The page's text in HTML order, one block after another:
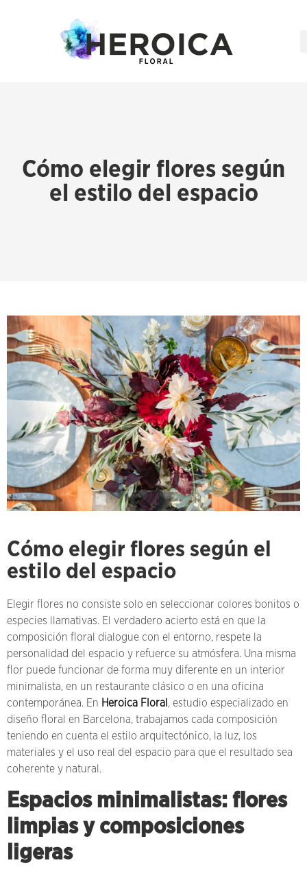
Cómo elegir flores según
el estilo del espacio
Cómo elegir flores según el
estilo del espacio
Elegir flores no consiste solo en seleccionar colores bonitos o
especies llamativas. El verdadero acierto está en que la
composición floral dialogue con el entorno, respete la
personalidad del espacio y refuerce su atmósfera. Una misma
flor puede funcionar de forma muy diferente en un interior
minimalista, en un restaurante clásico o en una oficina
contemporánea. En Heroica Floral , estudio especializado en
diseño floral en Barcelona, trabajamos cada composición
teniendo en cuenta el estilo arquitectónico, la luz, los
materiales y el uso real del espacio para que el resultado sea
coherente y natural.
Espacios minimalistas: flores
limpias y composiciones
ligeras